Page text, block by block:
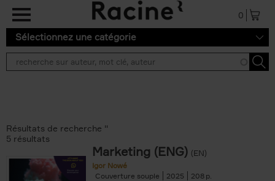
Aller au contenu principal
0
Sélectionnez une catégorie
Résultats de recherche ''
5 résultats
Marketing (ENG) (EN)
Igor Nowé
Couverture souple
2025 208